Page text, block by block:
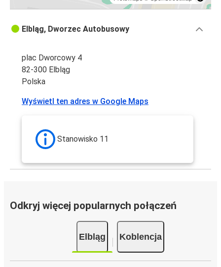
Elbląg, Dworzec Autobusowy
plac Dworcowy 4
82-300 Elbląg
Polska
Wyświetl ten adres w Google Maps
Stanowisko 11
Odkryj więcej popularnych połączeń
Elbląg Koblencja